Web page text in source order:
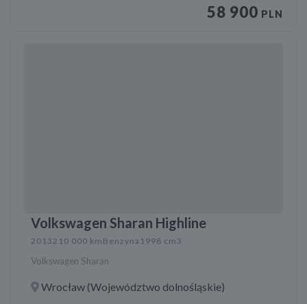
58 900 PLN
Volkswagen Sharan Highline
2013210 000 km Benzyna 1998 cm3
Volkswagen Sharan
Wrocław (Województwo dolnośląskie)